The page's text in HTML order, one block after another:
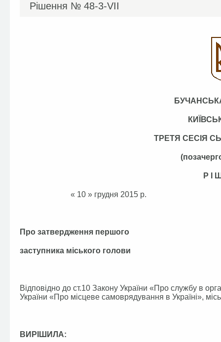
Рішення № 48-3-VІІ
ТРЕТЯ СЕСІЯ
Р І
« 10 » грудня
Про затвердження першого
заступника міського голови
Відповідно до ст.10 Закону України «Про службу в
України «Про місцеве самоврядування в Україні»,
ВИРІШИЛА: